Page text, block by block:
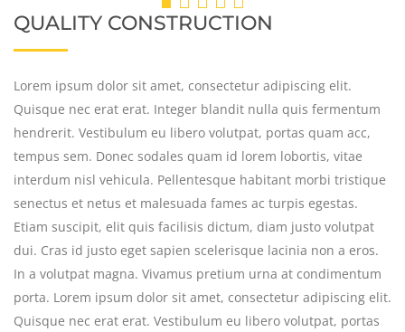
QUALITY CONSTRUCTION
Lorem ipsum dolor sit amet, consectetur adipiscing elit.
Quisque nec erat erat. Integer blandit nulla quis fermentum
hendrerit. Vestibulum eu libero volutpat, portas quam acc,
tempus sem. Donec sodales quam id lorem lobortis, vitae
interdum nisl vehicula. Pellentesque habitant morbi tristique
senectus et netus et malesuada fames ac turpis egestas.
Etiam suscipit, elit quis facilisis dictum, diam justo volutpat
dui. Cras id justo eget sapien scelerisque lacinia non a eros.
In a volutpat magna. Vivamus pretium urna at condimentum
porta. Lorem ipsum dolor sit amet, consectetur adipiscing elit.
Quisque nec erat erat. Vestibulum eu libero volutpat, portas